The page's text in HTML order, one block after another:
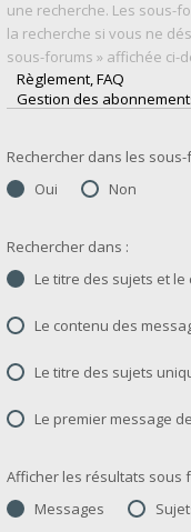
une recherche. Les sous-
la recherche si vous ne
sous-forums » affichée ci-
Rechercher dans les sous-
Oui
Non
Rechercher dans :
Le titre des sujets et
Le contenu des
Le titre des sujets
Le premier message
Afficher les résultats sous
Messages